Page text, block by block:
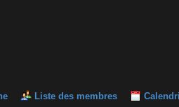
Liste des membres